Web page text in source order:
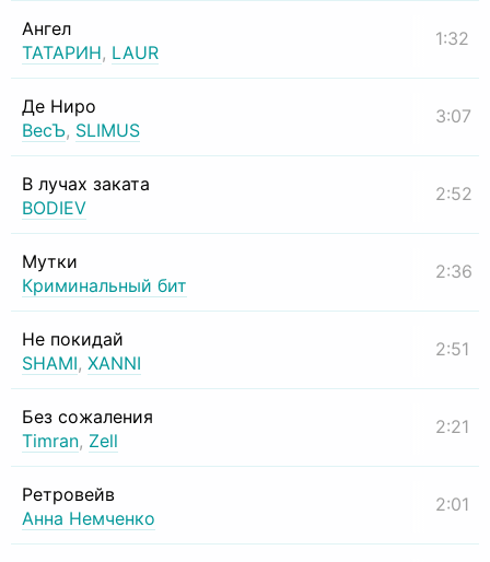
Ангел
ТАТАРИН, LAUR
1:32
Де Ниро
ВесЪ, SLIMUS
3:07
В лучах заката
BODIEV
2:52
Мутки
Криминальный бит
2:36
Не покидай
SHAMI, XANNI
2:51
Без сожаления
Timran, Zell
2:21
Ретровейв
Анна Немченко
2:01